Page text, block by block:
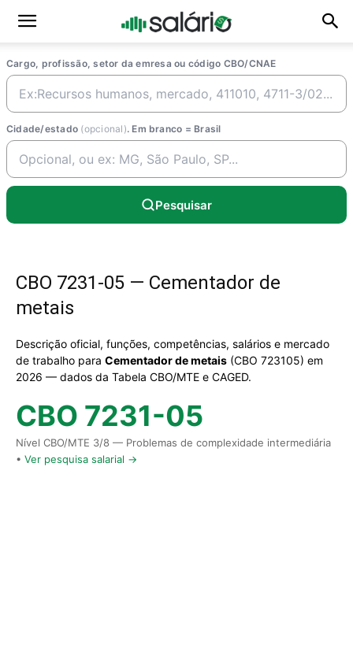
Cargo, profissão, setor da emresa ou código CBO/CNAE
Cidade/estado (opcional). Em branco = Brasil
Pesquisar
CBO 7231-05 — Cementador de
metais
Descrição oficial, funções, competências, salários e mercado
de trabalho para Cementador de metais (CBO 723105) em
2026 — dados da Tabela CBO/MTE e CAGED.
CBO 7231-05
Nível CBO/MTE 3/8 — Problemas de complexidade intermediária
• Ver pesquisa salarial →